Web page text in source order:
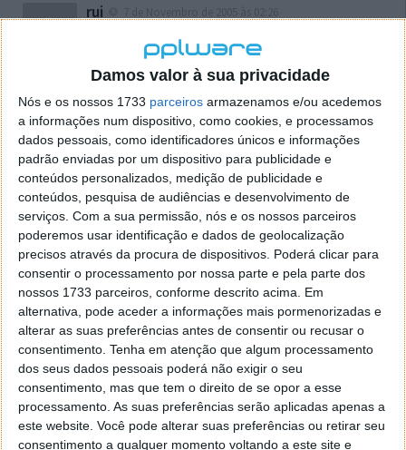
Damos valor à sua privacidade
Nós e os nossos 1733 parceiros armazenamos e/ou acedemos
a informações num dispositivo, como cookies, e processamos
dados pessoais, como identificadores únicos e informações
padrão enviadas por um dispositivo para publicidade e
conteúdos personalizados, medição de publicidade e
conteúdos, pesquisa de audiências e desenvolvimento de
serviços. Com a sua permissão, nós e os nossos parceiros
poderemos usar identificação e dados de geolocalização
precisos através da procura de dispositivos. Poderá clicar para
consentir o processamento por nossa parte e pela parte dos
nossos 1733 parceiros, conforme descrito acima. Em
alternativa, pode aceder a informações mais pormenorizadas e
alterar as suas preferências antes de consentir ou recusar o
consentimento. Tenha em atenção que algum processamento
dos seus dados pessoais poderá não exigir o seu
consentimento, mas que tem o direito de se opor a esse
processamento. As suas preferências serão aplicadas apenas a
este website. Você pode alterar suas preferências ou retirar seu
consentimento a qualquer momento voltando a este site e
rui
localizaçao referida n se encontra la nada k me permita por
o firefox como browser predefenido
Ja percorri o painel
tentei apagar o explorer na tentativa de forçar o uso do
firefox mas em vao. Kaso te lembres de outra dica fico
agradecido, caso contrario obrigado a mesma
Responder
Vítor M.
7 de Novembro de 2005 às 01:39
@Reporter
Desculpa mas o link funciona. Seja como for segue por mail
o MSn Messenger 8.
Responder
Vítor M.
@Rui
Tens de encontrar o que te falei. Faz da seguinte maneira,
janela iniciar e no topo dessa janela com o botão direito do
rato faz propriedades. Depois no separador Menu ‘Iniciar’
clica no botão ‘Personalizar’ aí encontrarás no separador